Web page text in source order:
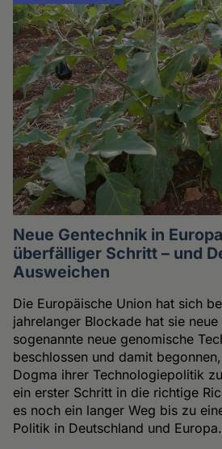
Neue Gentechnik in
überfälliger Schritt – und
Ausweichen
Die Europäische Union hat sich
jahrelanger Blockade hat sie
sogenannte neue genomische
beschlossen und damit
Dogma ihrer Technologiepolitik
ein erster Schritt in die richtige
es noch ein langer Weg bis zu
Politik in Deutschland und Europa.